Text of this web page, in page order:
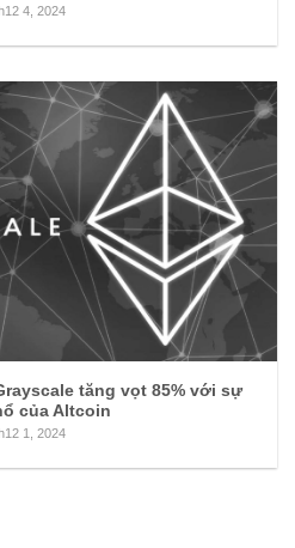
4, 2024
tăng vọt 85% với sự
của Altcoin
1, 2024